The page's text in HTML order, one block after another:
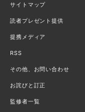
サイトマップ
読者プレゼント提供
提携メディア
RSS
その他、お問い合わせ
お詫びと訂正
監修者一覧